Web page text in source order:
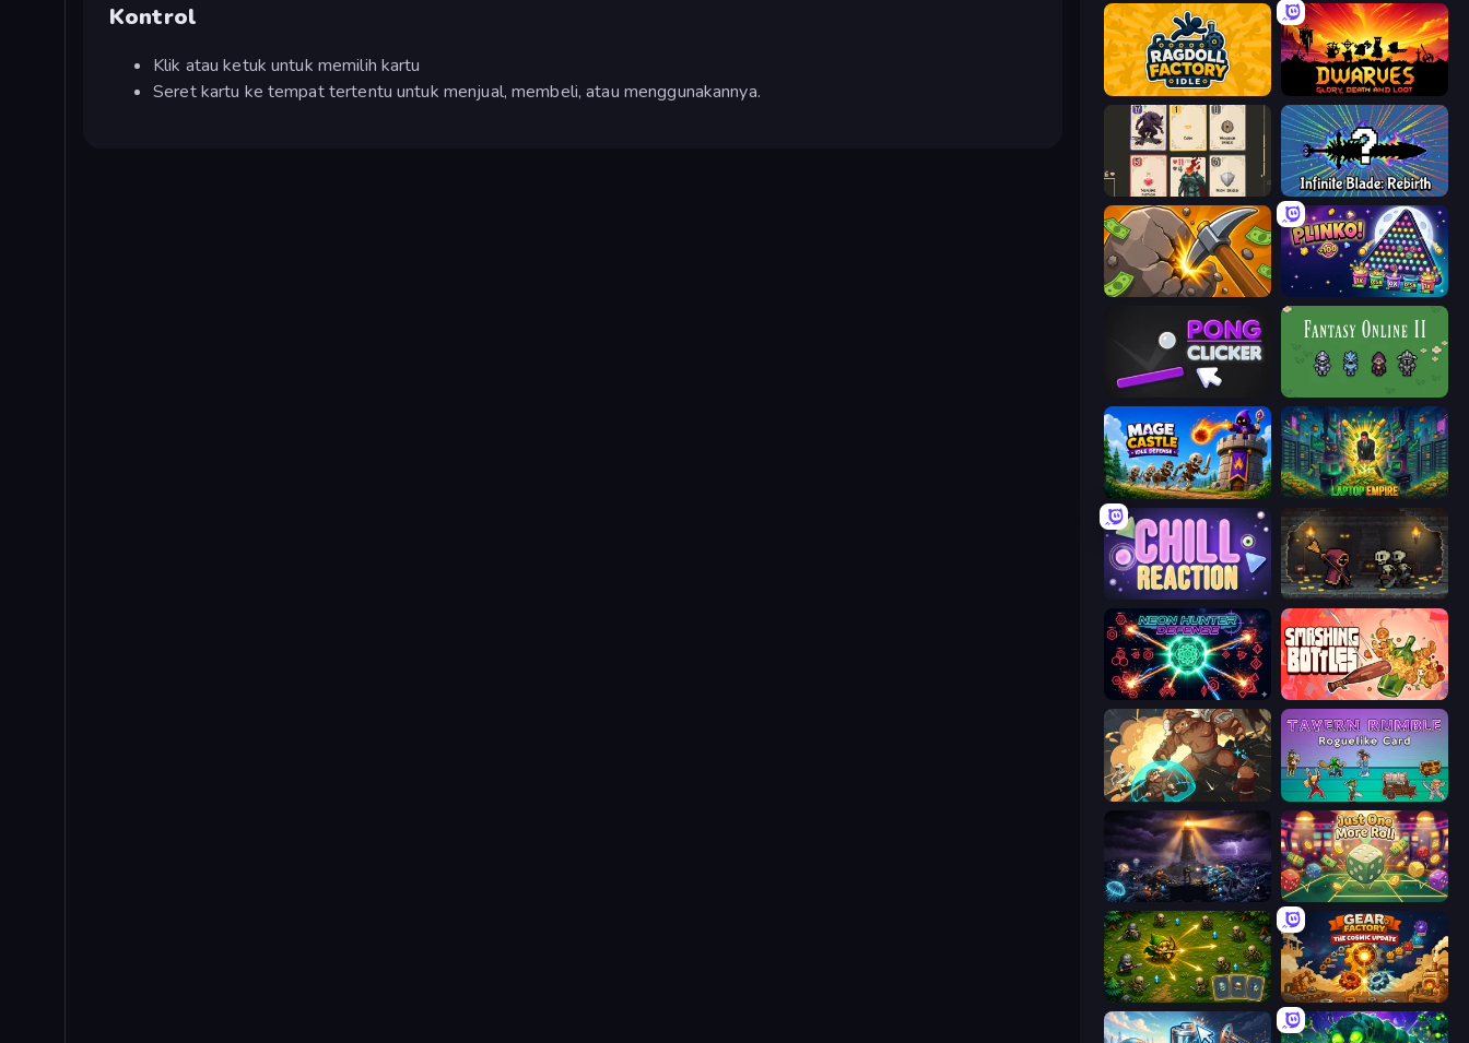
Kontrol
Klik atau ketuk untuk memilih kartu
Seret kartu ke tempat tertentu untuk menjual, membeli, atau menggunakannya.
Ragdoll Factory Idle
Forward Infinite Blade: Rebirth
Mine Clicker PLINKO!
Pong Clicker
Mage Castle Idle Defense Laptop Empire
Chill Reaction Lost Dungeon
Neon Hunter Defense Smashing Bottles
Dungeon of Terror Tavern Rumble: Roguelike Card
The Last Lighthouse Just One More Roll
Tiny Ranger Gear Factory